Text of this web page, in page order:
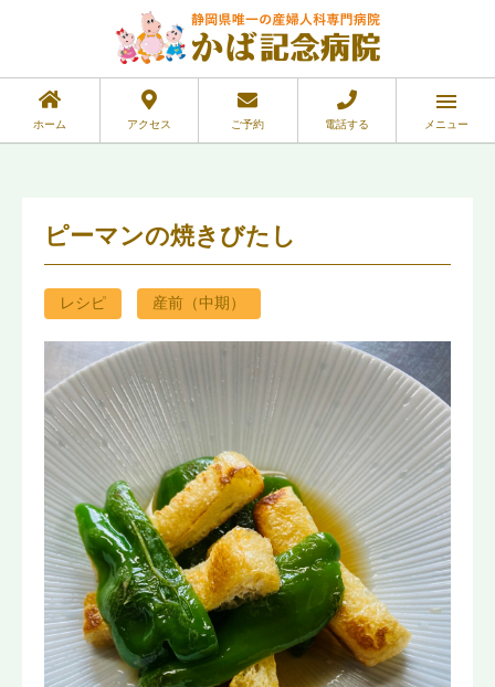
ホーム アクセス ご予約 電話する メニュー
ピーマンの焼きびたし
レシピ 産前（中期）